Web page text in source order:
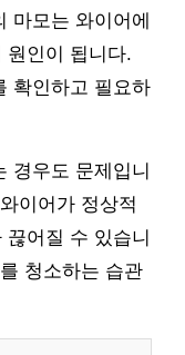
마모는 와이어에
원인이 됩니다.
확인하고 필요하
경우도 문제입니
이어가 정상적
어질 수 있습니
청소하는 습관